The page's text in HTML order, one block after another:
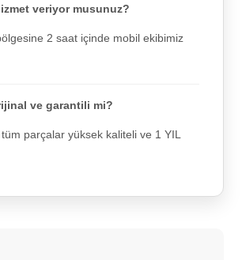
veriyor musunuz?
2 saat içinde mobil ekibimiz
ve garantili mi?
tüm parçalar yüksek kaliteli ve 1 YIL